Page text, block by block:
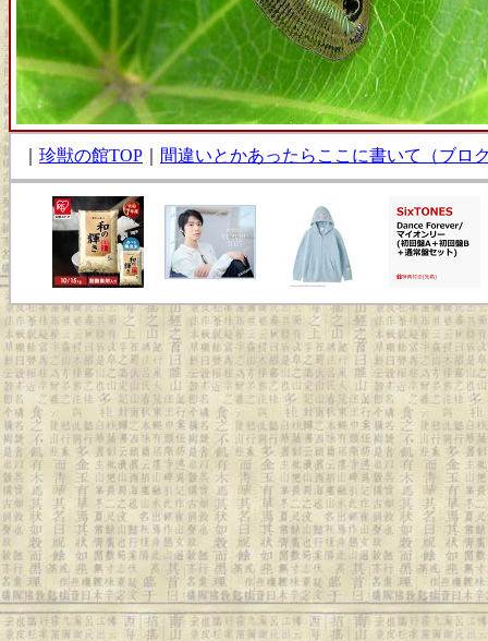
珍獣の館TOP 間違いとかあったらここに書いて（ブロ